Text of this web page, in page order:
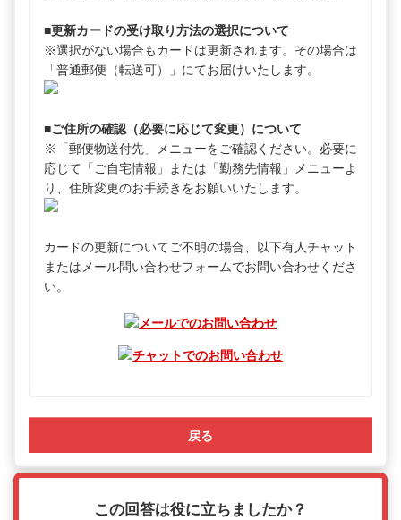
■更新カードの受け取り方法の選択について
※選択がない場合もカードは更新されます。その場合は
「普通郵便（転送可）」にてお届けいたします。
■ご住所の確認（必要に応じて変更）について
※「郵便物送付先」メニューをご確認ください。必要に
応じて「ご自宅情報」または「勤務先情報」メニューよ
り、住所変更のお手続きをお願いいたします。
カードの更新についてご不明の場合、以下有人チャット
またはメール問い合わせフォームでお問い合わせくださ
い。
戻る
この回答は役に立ちましたか？